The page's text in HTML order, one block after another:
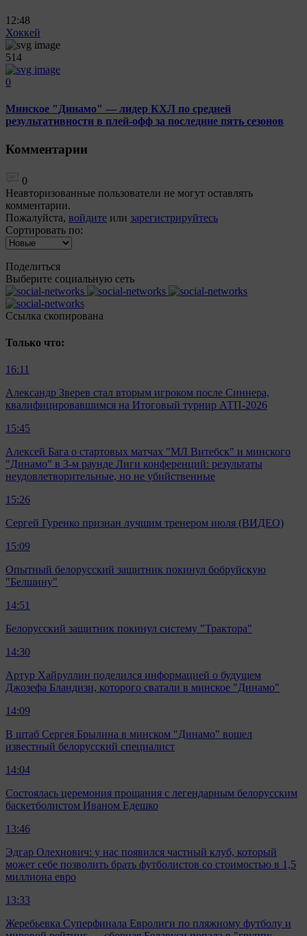
12:48
Хоккей
514
0
Минское "Динамо" — лидер КХЛ по средней
результативности в плей-офф за последние пять сезонов
Комментарии
0
Неавторизованные пользователи не могут оставлять
комментарии.
Пожалуйста, войдите или зарегистрируйтесь
Сортировать по:
Поделиться
Выберите социальную сеть
Ccылка скопирована
Только что:
16:11
Александр Зверев стал вторым игроком после Синнера,
квалифицировавшимся на Итоговый турнир АТП-2026
15:45
Алексей Бага о стартовых матчах "МЛ Витебск" и минского
"Динамо" в 3-м раунде Лиги конференций: результаты
неудовлетворительные, но не убийственные
15:26
Сергей Гуренко признан лучшим тренером июля (ВИДЕО)
15:09
Опытный белорусский защитник покинул бобруйскую
"Белшину"
14:51
Белорусский защитник покинул систему "Трактора"
14:30
Артур Хайруллин поделился информацией о будущем
Джозефа Бландизи, которого сватали в минское "Динамо"
14:09
В штаб Сергея Брылина в минском "Динамо" вошел
известный белорусский специалист
14:04
Состоялась церемония прощания с легендарным белорусским
баскетболистом Иваном Едешко
13:46
Эдгар Олехнович: у нас появился частный клуб, который
может себе позволить брать футболистов со стоимостью в 1,5
миллиона евро
13:33
Жеребьевка Суперфинала Евролиги по пляжному футболу и